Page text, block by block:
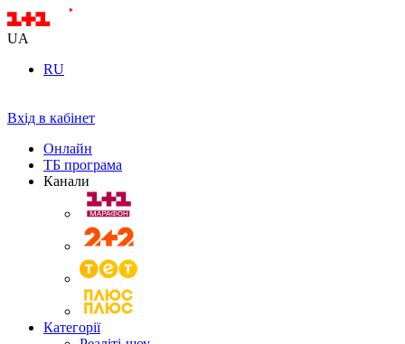
UA
RU
Вхід в кабінет
Онлайн
ТБ програма
Канали
Категорії